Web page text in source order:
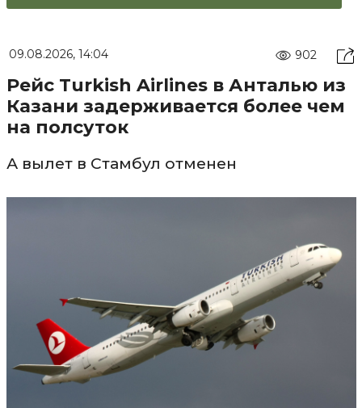
09.08.2026, 14:04 902
Рейс Turkish Airlines в Анталью из
Казани задерживается более чем
на полсуток
А вылет в Стамбул отменен